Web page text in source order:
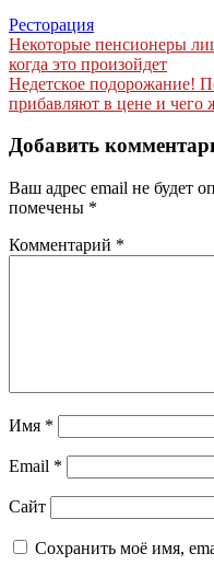
Ресторация
Навигация
по
записям
Некоторые пенсионеры
когда это произойдет
Недетское подорожание!
прибавляют в цене и чего
Добавить
Ваш адрес email не будет
помечены *
Комментарий *
Имя *
Email *
Сайт
Сохранить моё имя,